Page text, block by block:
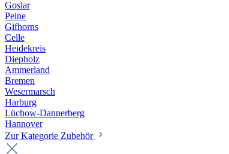
Goslar
Peine
Gifhorns
Celle
Heidekreis
Diepholz
Ammerland
Bremen
Wesermarsch
Harburg
Lüchow-Dannerberg
Hannover
Zur Kategorie Zubehör